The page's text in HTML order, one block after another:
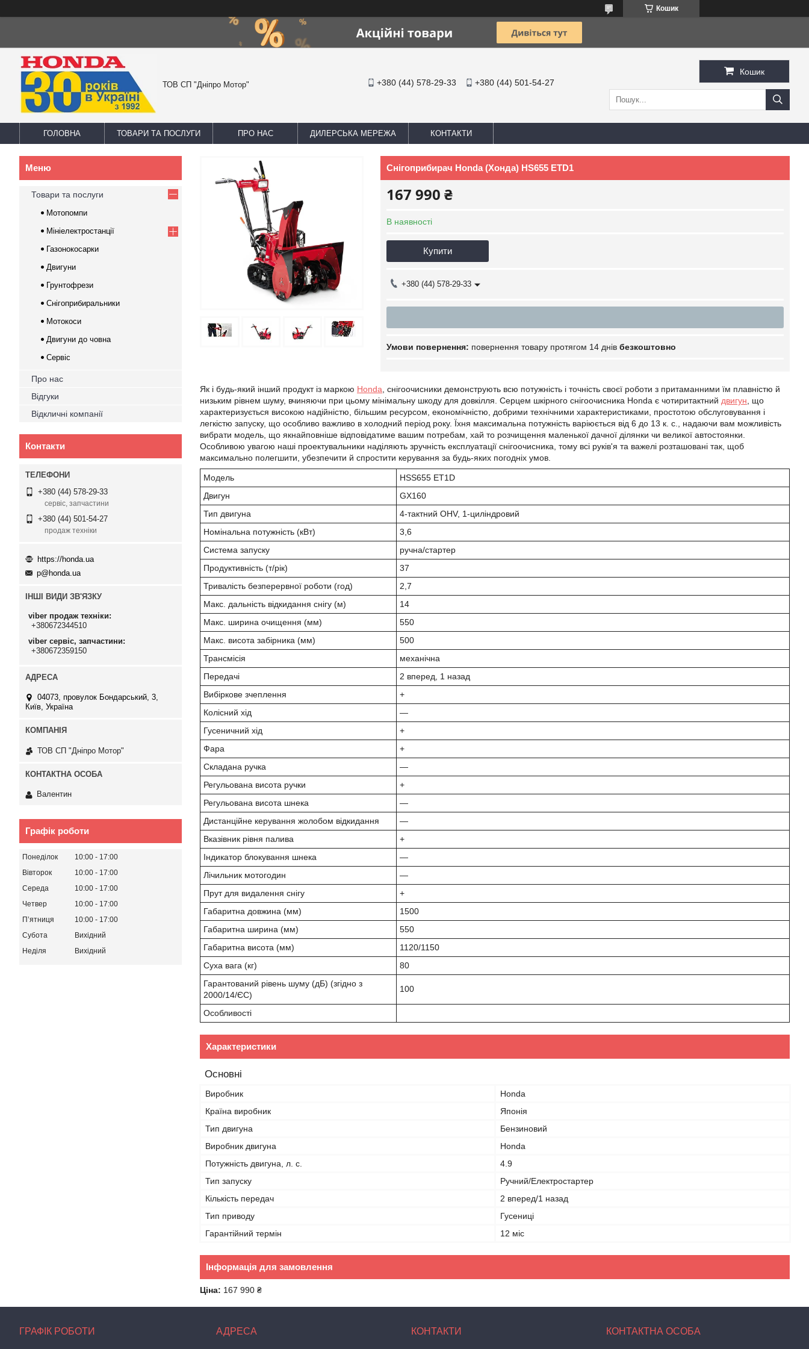
Кошик
ТОВ СП "Дніпро Мотор" +380 (44) 578-29-33 +380 (44) 501-54-27
Кошик
ГОЛОВНА ТОВАРИ ТА ПОСЛУГИ ПРО НАС ДИЛЕРСЬКА МЕРЕЖА КОНТАКТИ
Снігоприбирач Honda (Хонда) HS655 ETD1
167 990 ₴
В наявності
Купити
+380 (44) 578-29-33
повернення товару протягом 14 днів безкоштовно
Як і будь-який інший продукт із маркою Honda , снігоочисники демонструють всю потужність і точність своєї роботи з притаманними їм плавністю й
низьким рівнем шуму, вчиняючи при цьому мінімальну шкоду для довкілля. Серцем шкірного снігоочисника Honda є чотиритактний двигун , що
характеризується високою надійністю, більшим ресурсом, економічністю, добрими технічними характеристиками, простотою обслуговування і
легкістю запуску, що особливо важливо в холодний період року. Їхня максимальна потужність варіюється від 6 до 13 к. с., надаючи вам можливість
вибрати модель, що якнайповніше відповідатиме вашим потребам, хай то розчищення маленької дачної ділянки чи великої автостоянки.
Особливою увагою наші проектувальники наділяють зручність експлуатації снігоочисника, тому всі руків'я та важелі розташовані так, щоб
максимально полегшити, убезпечити й спростити керування за будь-яких погодніх умов.
Модель
HSS655 ET1D
Двигун
GX160
Тип двигуна
4-тактний OHV, 1-циліндровий
Номінальна потужність (кВт)
3,6
Система запуску
ручна/стартер
Продуктивність (т/рік)
37
Тривалість безперервної роботи (год)
2,7
Макс. дальність відкидання снігу (м)
14
Макс. ширина очищення (мм)
550
Макс. висота забірника (мм)
500
Трансмісія
механічна
Передачі
2 вперед, 1 назад
Вибіркове зчеплення
+
Колісний хід
—
Гусеничний хід
+
Фара
+
Складана ручка
—
Регульована висота ручки
+
Регульована висота шнека
—
Дистанційне керування жолобом відкидання
—
Вказівник рівня палива
+
Індикатор блокування шнека
—
Лічильник мотогодин
—
Прут для видалення снігу
+
Габаритна довжина (мм)
1500
Габаритна ширина (мм)
550
Габаритна висота (мм)
1120/1150
Суха вага (кг)
80
Гарантований рівень шуму (дБ) (згідно з
2000/14/ЄС)
100
Особливості
Характеристики
Основні
Виробник
Honda
Країна виробник
Японія
Тип двигуна
Бензиновий
Виробник двигуна
Honda
Потужність двигуна, л. с.
4.9
Тип запуску
Ручний/Електростартер
Кількість передач
2 вперед/1 назад
Тип приводу
Гусениці
Гарантійний термін
12 міс
Інформація для замовлення
Ціна: 167 990 ₴
Товари та послуги
Мотопомпи
Мініелектростанції
Газонокосарки
Двигуни
Грунтофрези
Снігоприбиральники
Мотокоси
Двигуни до човна
Сервіс
Про нас
Відгуки
Відкличні компанії
Контакти
+380 (44) 578-29-33
сервіс, запчастини
+380 (44) 501-54-27
продаж техніки
https://honda.ua
p@honda.ua
ІНШІ ВИДИ ЗВ'ЯЗКУ
viber продаж техніки
+380672344510
viber сервіс, запчастини
+380672359150
04073, провулок Бондарський, 3,
Київ, Україна
ТОВ СП "Дніпро Мотор"
Валентин
Графік роботи
Понеділок 10:00
17:00
Вівторок
10:00
17:00
Середа
10:00
17:00
Четвер
10:00
17:00
Пʼятниця
10:00
17:00
Субота
Вихідний
Неділя
Вихідний
ГРАФІК РОБОТИ